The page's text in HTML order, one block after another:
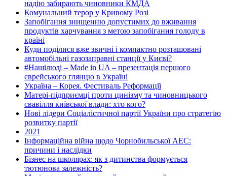
надію забирають чиновники КМДА
Комунальний терор у Кривому Розі
Запобігання знищенню допустимих до вживання
продуктів харчування з метою запобігання голоду в
країні
Куди поділися вже звичні і компактно розташовані
автомобільні газозаправні станції у Києві?
#Нашілюді – Made in UA – презентація першого
єврейського глянцю в Україні
Україна – Корея. Фестиваль Реформації
Матері-підприємці проти цинізму та чиновницького
свавілля київської влади: хто кого?
Нові лідери Соціалістичної партії України про стратегію
розвитку партії
2021
Інформаційна війна щодо Чорнобильської АЕС:
причини і наслідки
Бізнес на школярах: як з дитинства формується
тютюнова залежність?